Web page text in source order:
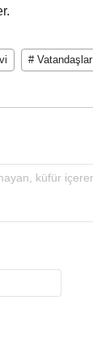
# Vatandaşlar